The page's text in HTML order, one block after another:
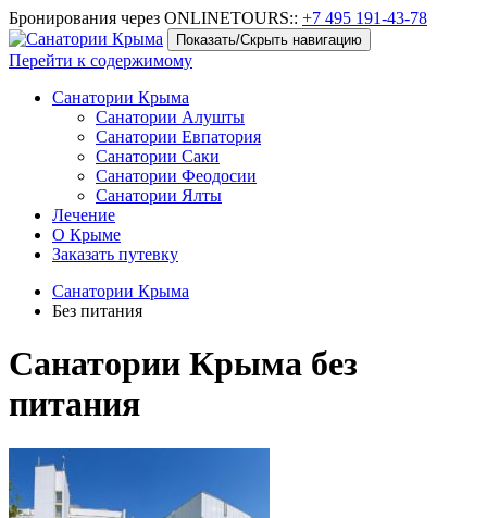
Бронирования через ONLINETOURS:: +7 495 191-43-78
Показать/Скрыть навигацию
Перейти к содержимому
Санатории Крыма
Санатории Алушты
Санатории Евпатория
Санатории Саки
Санатории Феодосии
Санатории Ялты
Лечение
О Крыме
Заказать путевку
Санатории Крыма
Без питания
Санатории Крыма без
питания